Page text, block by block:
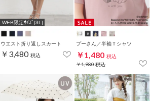
WEB限定ｻｲｽﾞ[3L]
ウエスト折り返しスカート
￥3,480 税込
プーさん／半袖Ｔシャツ
￥1,480 税込
￥1,980税込